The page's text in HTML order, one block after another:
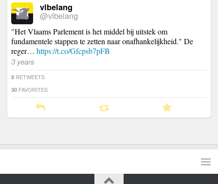
vlbelang
@vlbelang
"Het Vlaams Parlement is het middel bij uitstek om
fundamentele stappen te zetten naar onafhankelijkheid." De
reger… https://t.co/Gfcpsb7pFB
3 years
8 RETWEETS
30 FAVORITES